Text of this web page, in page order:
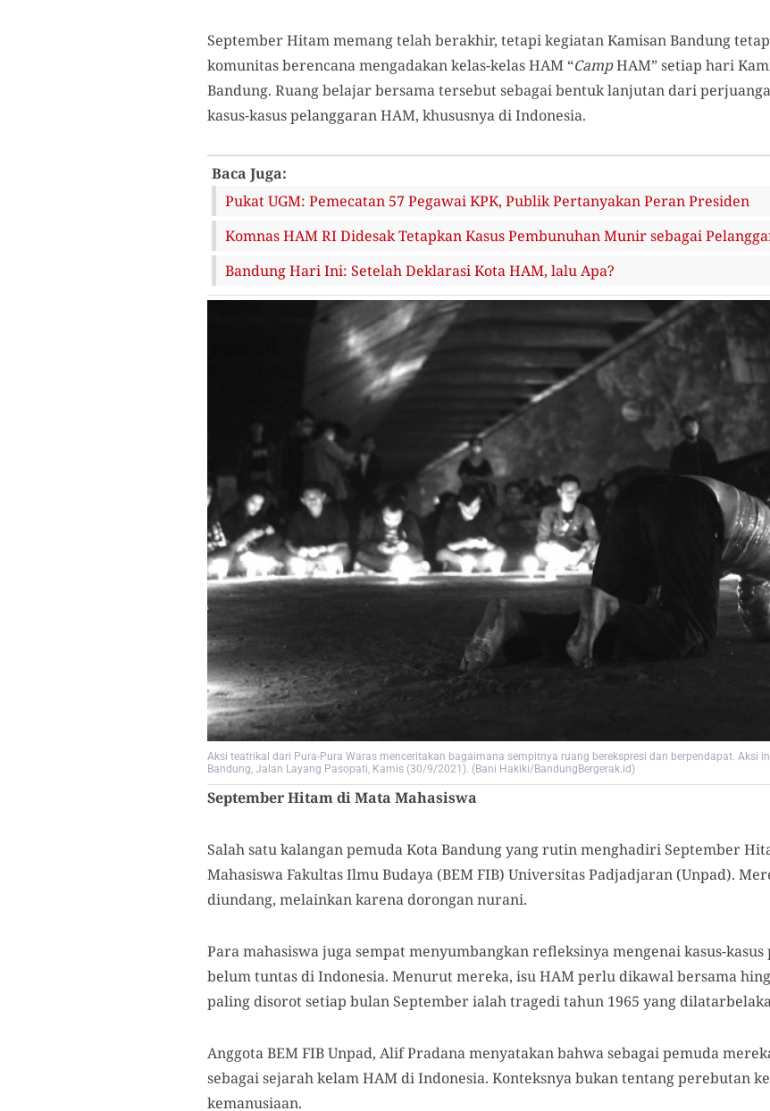
September Hitam memang telah berakhir, tetapi kegiatanKamisan Bandung
komunitasberencana mengadakan kelas-kelas HAM “CampHAM” setiap hari
Bandung. Ruang belajar bersama tersebut sebagai bentuk lanjutan dari
kasus-kasus pelanggaran HAM, khususnya di Indonesia.
Baca Juga:
Pukat UGM: Pemecatan 57 Pegawai KPK, Publik Pertanyakan Peran Presiden
Komnas HAM RI Didesak Tetapkan Kasus Pembunuhan Munir sebagai
Bandung Hari Ini: Setelah Deklarasi Kota HAM, lalu Apa?
Aksi teatrikal dari Pura-Pura Waras menceritakan bagaimana sempitnya ruang berekspresi dan berpendapat. Aksi
Bandung, Jalan Layang Pasopati, Kamis (30/9/2021). (Bani Hakiki/BandungBergerak.id)
September Hitam di Mata Mahasiswa
Salah satu kalangan pemuda Kota Bandung yang rutin menghadiri September
Mahasiswa Fakultas Ilmu Budaya (BEM FIB) Universitas Padjadjaran (Unpad).
diundang, melainkan karena dorongannurani.
Para mahasiswa juga sempat menyumbangkan refleksinya mengenai kasus-
belum tuntas di Indonesia. Menurut mereka, isuHAMperlu dikawal bersama
paling disorotsetiap bulan September ialahtragedi tahun 1965 yang
Anggota BEM FIB Unpad, Alif Pradana menyatakan bahwa sebagai pemuda
sebagai sejarahkelamHAM di Indonesia. Konteksnya bukan tentang perebutan
kemanusiaan.